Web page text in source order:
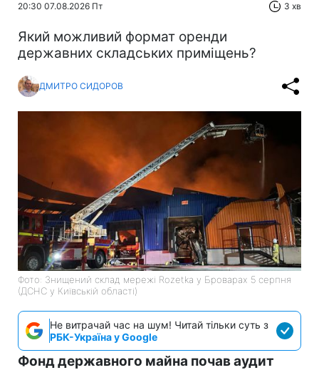
20:30 07.08.2026 Пт 3 хв
Який можливий формат оренди
державних складських приміщень?
ДМИТРО СИДОРОВ
Фото: Знищений склад мережі Rozetka у Броварах 5 серпня
(ДСНС у Київській області)
Не витрачай час на шум! Читай тільки суть з
РБК-Україна у Google
Фонд державного майна почав аудит